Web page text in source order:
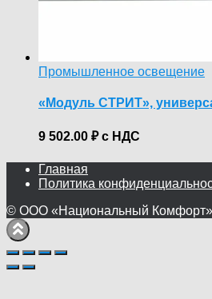
Промышленное освещение
«Модуль СТРИТ»,
9 502.00 ₽с НДС
Главная
Политика
© ООО «Национальный